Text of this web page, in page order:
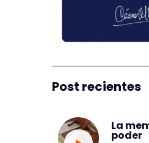
Post recientes
La
poder